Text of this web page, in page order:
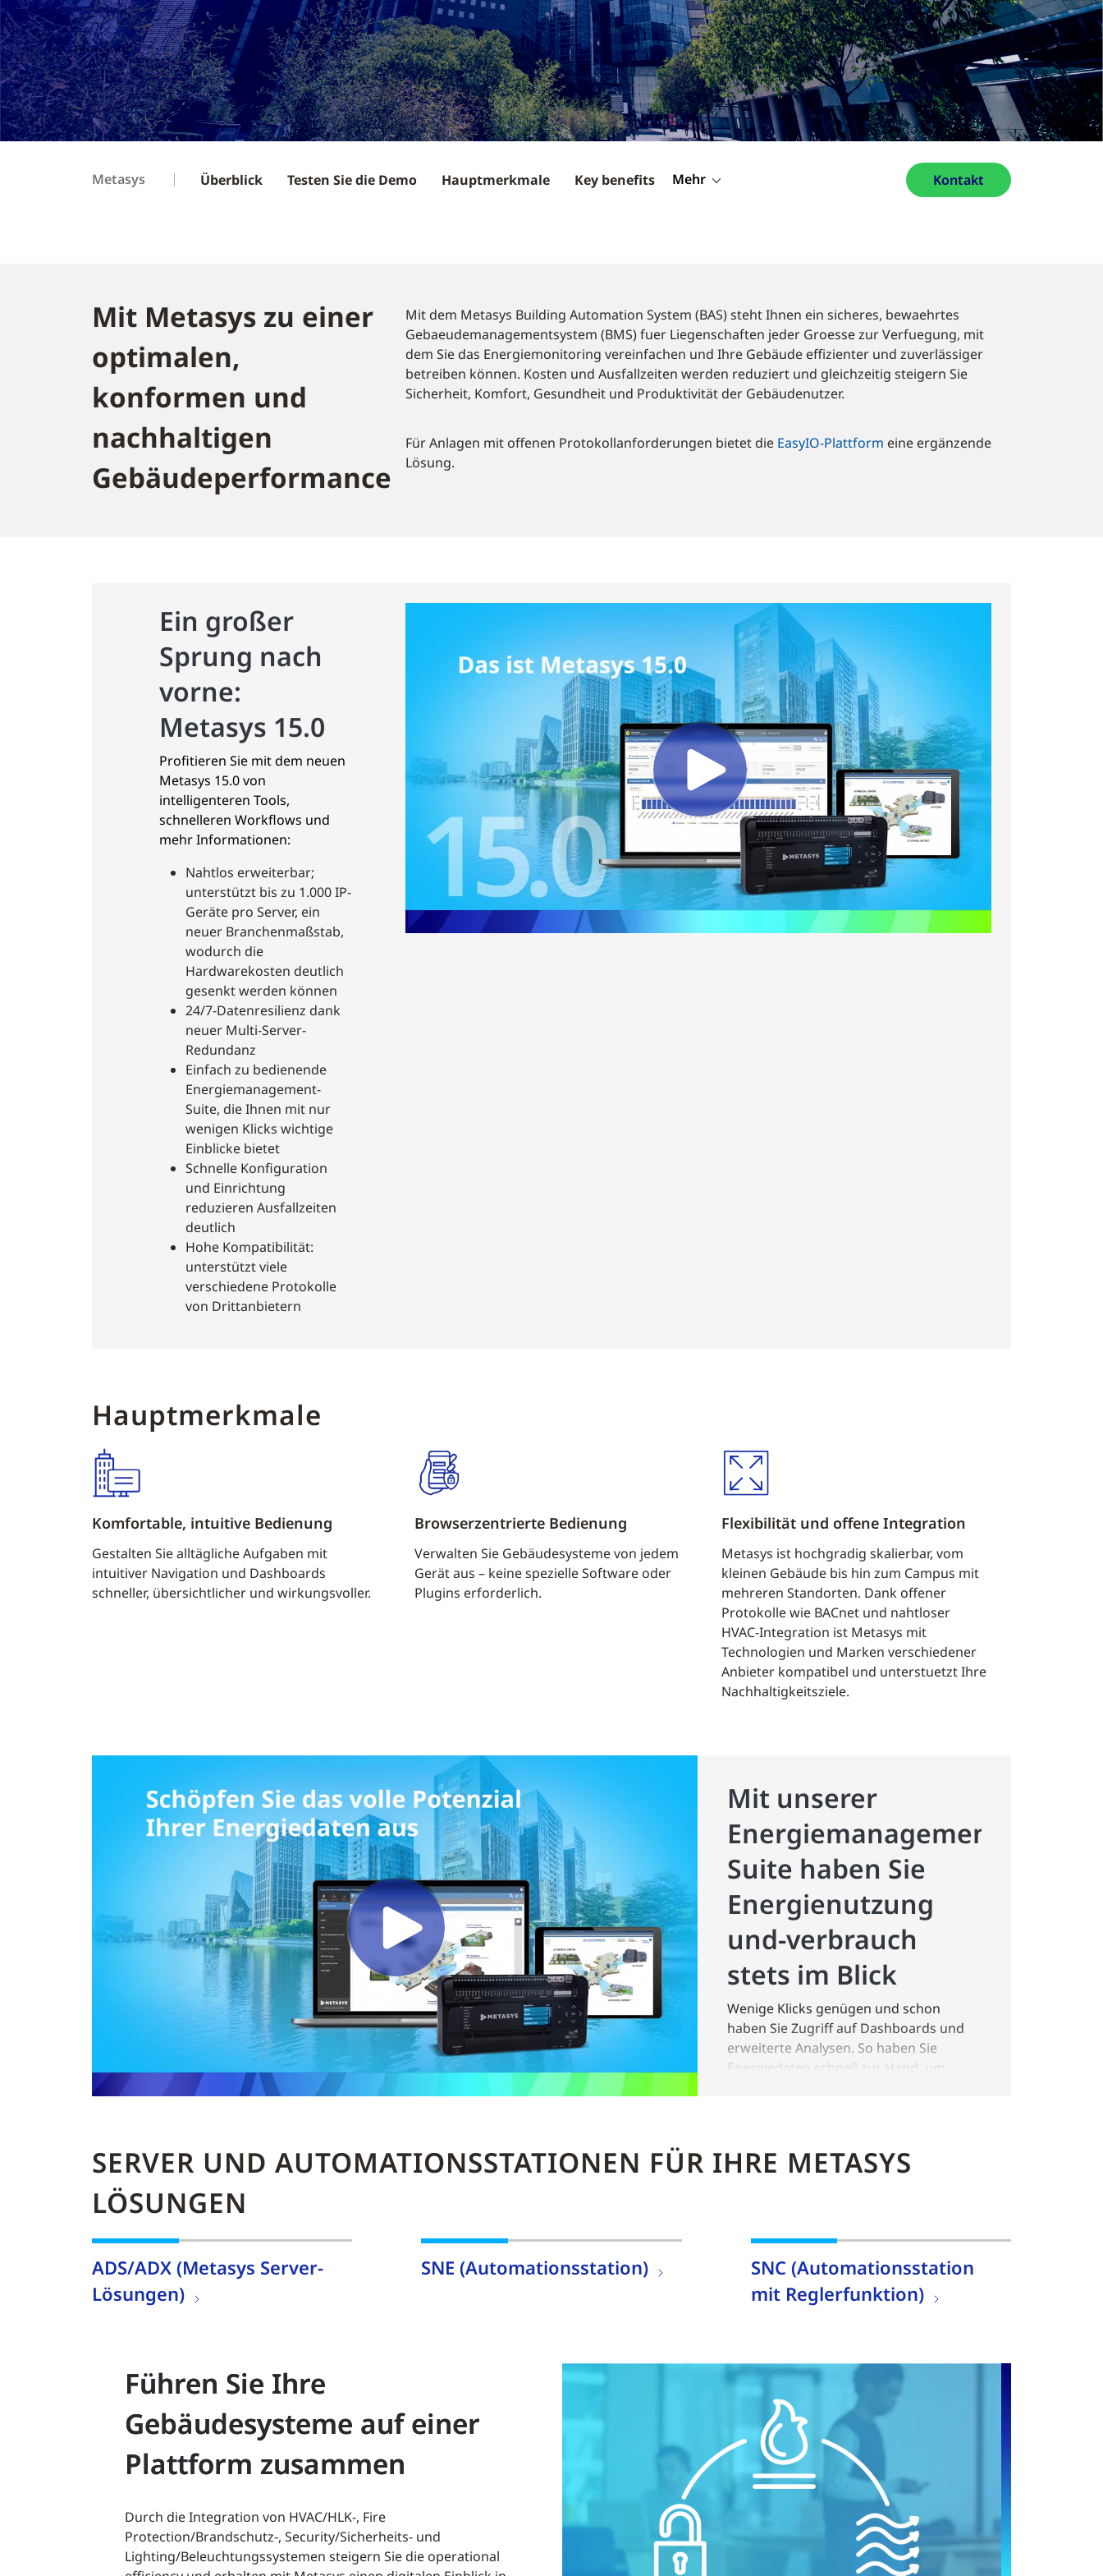
Metasys Überblick Testen Sie die Demo Hauptmerkmale Key benefits Mehr Kontakt
Mit Metasys zu einer
optimalen,
konformen und
nachhaltigen
Gebäudeperformance
Mit dem Metasys Building Automation System (BAS) steht Ihnen ein sicheres, bewaehrtes
Gebaeudemanagementsystem (BMS) fuer Liegenschaften jeder Groesse zur Verfuegung, mit
dem Sie das Energiemonitoring vereinfachen und Ihre Gebäude effizienter und zuverlässiger
betreiben können. Kosten und Ausfallzeiten werden reduziert und gleichzeitig steigern Sie
Sicherheit, Komfort, Gesundheit und Produktivität der Gebäudenutzer.
Für Anlagen mit offenen Protokollanforderungen bietet die EasyIO-Plattform eine ergänzende
Lösung.
Ein großer
Sprung nach
vorne:
Metasys 15.0
Profitieren Sie mit dem neuen
Metasys 15.0 von
intelligenteren Tools,
schnelleren Workflows und
mehr Informationen:
Nahtlos erweiterbar;
unterstützt bis zu 1.000 IP-
Geräte pro Server, ein
neuer Branchenmaßstab,
wodurch die
Hardwarekosten deutlich
gesenkt werden können
24/7-Datenresilienz dank
neuer Multi-Server-
Redundanz
Einfach zu bedienende
Energiemanagement-
Suite, die Ihnen mit nur
wenigen Klicks wichtige
Einblicke bietet
Schnelle Konfiguration
und Einrichtung
reduzieren Ausfallzeiten
deutlich
Hohe Kompatibilität:
unterstützt viele
verschiedene Protokolle
von Drittanbietern
Hauptmerkmale
Komfortable, intuitive Bedienung
Gestalten Sie alltägliche Aufgaben mit
intuitiver Navigation und Dashboards
schneller, übersichtlicher und wirkungsvoller.
Browserzentrierte Bedienung
Verwalten Sie Gebäudesysteme von jedem
Gerät aus – keine spezielle Software oder
Plugins erforderlich.
Flexibilität und offene Integration
Metasys ist hochgradig skalierbar, vom
kleinen Gebäude bis hin zum Campus mit
mehreren Standorten. Dank offener
Protokolle wie BACnet und nahtloser
HVAC-Integration ist Metasys mit
Technologien und Marken verschiedener
Anbieter kompatibel und unterstuetzt Ihre
Nachhaltigkeitsziele.
Mit unserer
Energiemanagement-
Suite haben Sie
Energienutzung
und-verbrauch
stets im Blick
Wenige Klicks genügen und schon
haben Sie Zugriff auf Dashboards und
erweiterte Analysen. So haben Sie
Energiedaten schnell zur Hand, um
SERVER UND AUTOMATIONSSTATIONEN FÜR IHRE METASYS
LÖSUNGEN
ADS/ADX (Metasys Server-
Lösungen)
SNE (Automationsstation)
SNC (Automationsstation
mit Reglerfunktion)
Führen Sie Ihre
Gebäudesysteme auf einer
Plattform zusammen
Durch die Integration von HVAC/HLK-, Fire
Protection/Brandschutz-, Security/Sicherheits- und
Lighting/Beleuchtungssystemen steigern Sie die operational